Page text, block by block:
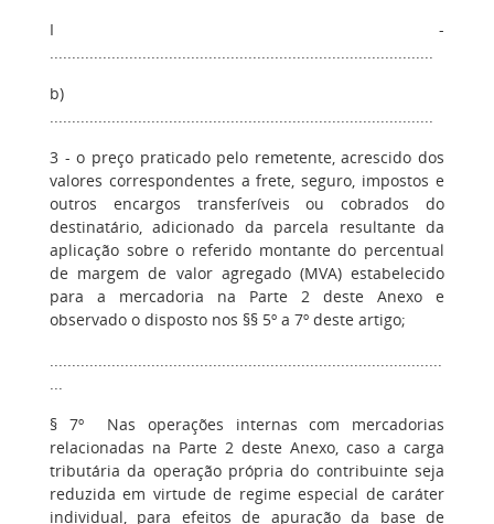
I -
.......................................................................................
b)
.......................................................................................
3 - o preço praticado pelo remetente, acrescido dos
valores correspondentes a frete, seguro, impostos e
outros encargos transferíveis ou cobrados do
destinatário, adicionado da parcela resultante da
aplicação sobre o referido montante do percentual
de margem de valor agregado (MVA) estabelecido
para a mercadoria na Parte 2 deste Anexo e
observado o disposto nos §§ 5º a 7º deste artigo;
.........................................................................................
...
§ 7º Nas operações internas com mercadorias
relacionadas na Parte 2 deste Anexo, caso a carga
tributária da operação própria do contribuinte seja
reduzida em virtude de regime especial de caráter
individual, para efeitos de apuração da base de